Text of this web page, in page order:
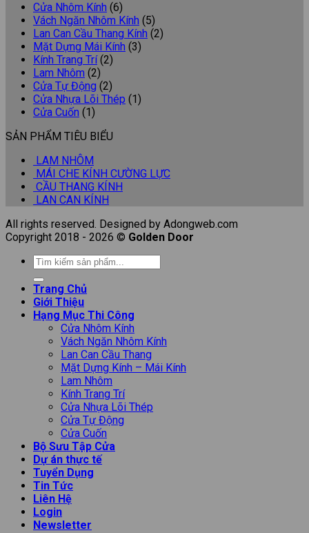
Cửa Nhôm Kính (6)
Vách Ngăn Nhôm Kính (5)
Lan Can Cầu Thang Kính (2)
Mặt Dựng Mái Kính (3)
Kính Trang Trí (2)
Lam Nhôm (2)
Cửa Tự Động (2)
Cửa Nhựa Lõi Thép (1)
Cửa Cuốn (1)
SẢN PHẨM TIÊU BIỂU
LAM NHÔM
MÁI CHE KÍNH CƯỜNG LỰC
CẦU THANG KÍNH
LAN CAN KÍNH
All rights reserved. Designed by Adongweb.com
Copyright 2018 - 2026 © Golden Door
Trang Chủ
Giới Thiệu
Hạng Mục Thi Công
Cửa Nhôm Kính
Vách Ngăn Nhôm Kính
Lan Can Cầu Thang
Mặt Dựng Kính – Mái Kính
Lam Nhôm
Kính Trang Trí
Cửa Nhựa Lõi Thép
Cửa Tự Động
Cửa Cuốn
Bộ Sưu Tập Cửa
Dự án thực tế
Tuyển Dụng
Tin Tức
Liên Hệ
Login
Newsletter